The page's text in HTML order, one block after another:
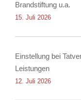
Brandstiftung u.a.
15. Juli 2026
Einstellung bei
Leistungen
12. Juli 2026